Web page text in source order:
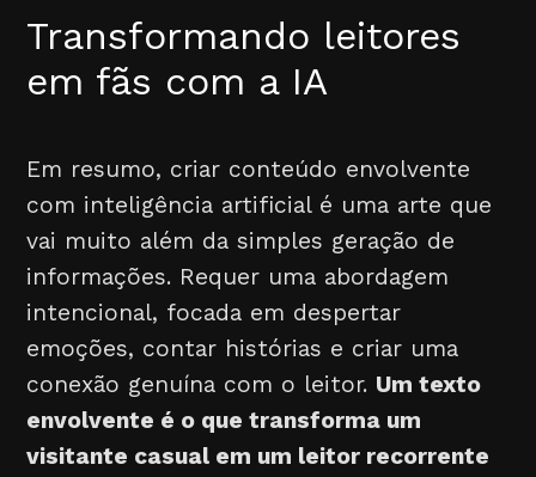
Transformando leitores
em fãs com a IA
Em resumo, criar conteúdo envolvente
com inteligência artificial é uma arte que
vai muito além da simples geração de
informações. Requer uma abordagem
intencional, focada em despertar
emoções, contar histórias e criar uma
conexão genuína com o leitor. Um texto
envolvente é o que transforma um
visitante casual em um leitor recorrente